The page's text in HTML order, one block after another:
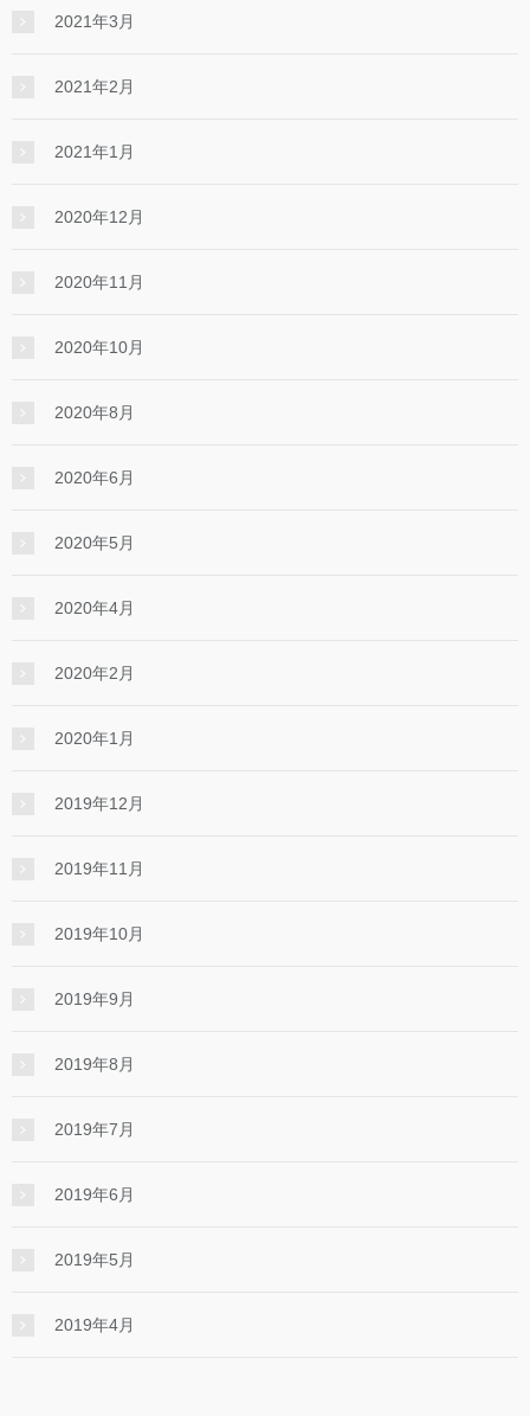
2021年3月
2021年2月
2021年1月
2020年12月
2020年11月
2020年10月
2020年8月
2020年6月
2020年5月
2020年4月
2020年2月
2020年1月
2019年12月
2019年11月
2019年10月
2019年9月
2019年8月
2019年7月
2019年6月
2019年5月
2019年4月